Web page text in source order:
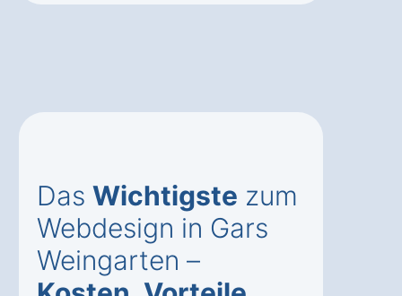
Das Wichtigste zum
Webdesign in Gars
Weingarten –